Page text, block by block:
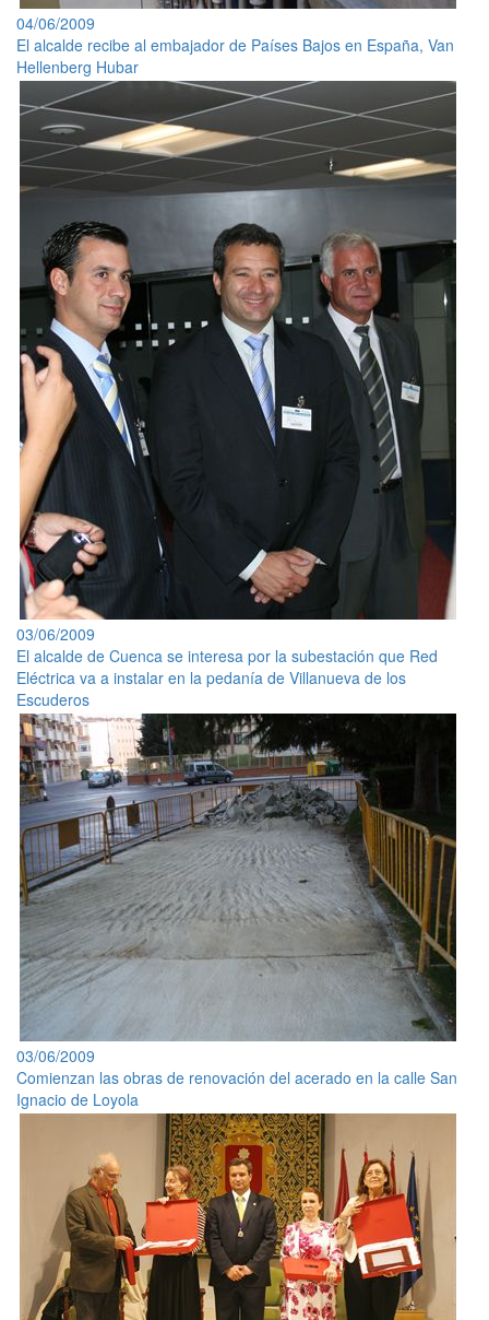
04/06/2009
El alcalde recibe al embajador de Países Bajos en España, Van
Hellenberg Hubar
03/06/2009
El alcalde de Cuenca se interesa por la subestación que Red
Eléctrica va a instalar en la pedanía de Villanueva de los
Escuderos
03/06/2009
Comienzan las obras de renovación del acerado en la calle San
Ignacio de Loyola